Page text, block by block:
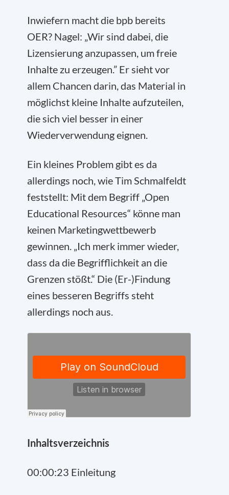
Inwiefern macht die bpb bereits
OER? Nagel: „Wir sind dabei, die
Lizensierung anzupassen, um freie
Inhalte zu erzeugen.” Er sieht vor
allem Chancen darin, das Material in
möglichst kleine Inhalte aufzuteilen,
die sich viel besser in einer
Wiederverwendung eignen.
Ein kleines Problem gibt es da
allerdings noch, wie Tim Schmalfeldt
feststellt: Mit dem Begriff „Open
Educational Resources“ könne man
keinen Marketingwettbewerb
gewinnen. „Ich merk immer wieder,
dass da die Begrifflichkeit an die
Grenzen stößt.“ Die (Er-)Findung
eines besseren Begriffs steht
allerdings noch aus.
Inhaltsverzeichnis
00:00:23 Einleitung